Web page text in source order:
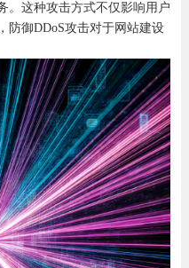
。这种攻击方式不仅影响用户
防御DDoS攻击对于网站建设